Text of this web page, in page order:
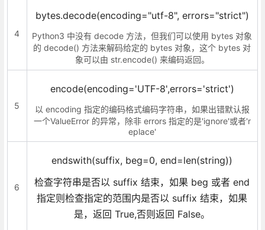
4
bytes.decode(encoding="utf-8", errors="strict")
Python3 中没有 decode 方法，但我们可以使用 bytes 对象
的 decode() 方法来解码给定的 bytes 对象，这个 bytes 对
象可以由 str.encode() 来编码返回。
5
encode(encoding='UTF-8',errors='strict')
以 encoding 指定的编码格式编码字符串，如果出错默认报
一个ValueError 的异常，除非 errors 指定的是'ignore'或者'r
eplace'
6
endswith(suffix, beg=0, end=len(string))
检查字符串是否以 suffix 结束，如果 beg 或者 end
指定则检查指定的范围内是否以 suffix 结束，如果
是，返回 True,否则返回 False。